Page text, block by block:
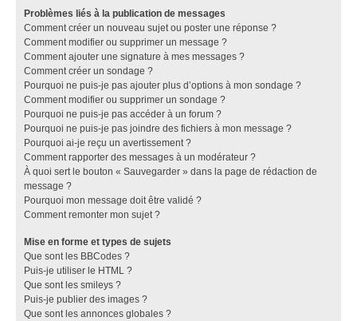
Problèmes liés à la publication de messages
Comment créer un nouveau sujet ou poster une réponse ?
Comment modifier ou supprimer un message ?
Comment ajouter une signature à mes messages ?
Comment créer un sondage ?
Pourquoi ne puis-je pas ajouter plus d’options à mon sondage ?
Comment modifier ou supprimer un sondage ?
Pourquoi ne puis-je pas accéder à un forum ?
Pourquoi ne puis-je pas joindre des fichiers à mon message ?
Pourquoi ai-je reçu un avertissement ?
Comment rapporter des messages à un modérateur ?
À quoi sert le bouton « Sauvegarder » dans la page de rédaction de
message ?
Pourquoi mon message doit être validé ?
Comment remonter mon sujet ?
Mise en forme et types de sujets
Que sont les BBCodes ?
Puis-je utiliser le HTML ?
Que sont les smileys ?
Puis-je publier des images ?
Que sont les annonces globales ?